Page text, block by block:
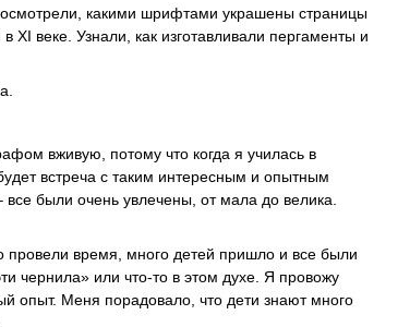
какими шрифтами украшены страницы
веке. Узнали, как изготавливали пергаменты и
вживую, потому что когда я училась в
встреча с таким интересным и опытным
были очень увлечены, от мала до велика.
провели время, много детей пришло и все были
чернила» или что-то в этом духе. Я провожу
опыт. Меня порадовало, что дети знают много